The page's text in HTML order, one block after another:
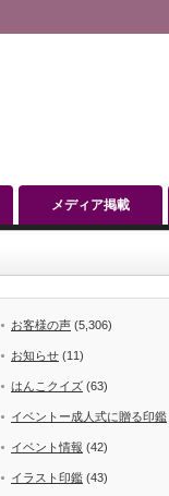
メディア掲載
お客様の声 (5,306)
お知らせ (11)
はんこクイズ (63)
イベントー成人式に贈る印鑑
イベント情報 (42)
イラスト印鑑 (43)